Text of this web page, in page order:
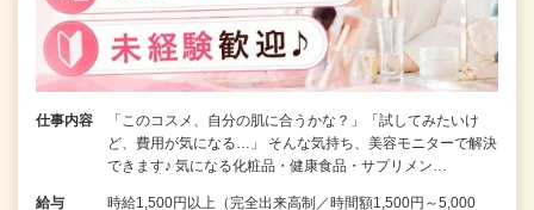
仕事内容
「このコスメ、自分の肌に合うかな？」「試してみたいけ
ど、費用が気になる…」 そんな気持ち、美容モニターで解決
できます♪ 気になる化粧品・健康食品・サプリメン…
給与
時給1,500円以上（完全出来高制／時間額1,500円～5,000